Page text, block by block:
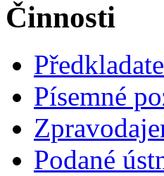
Činnosti
Písemné
Podané